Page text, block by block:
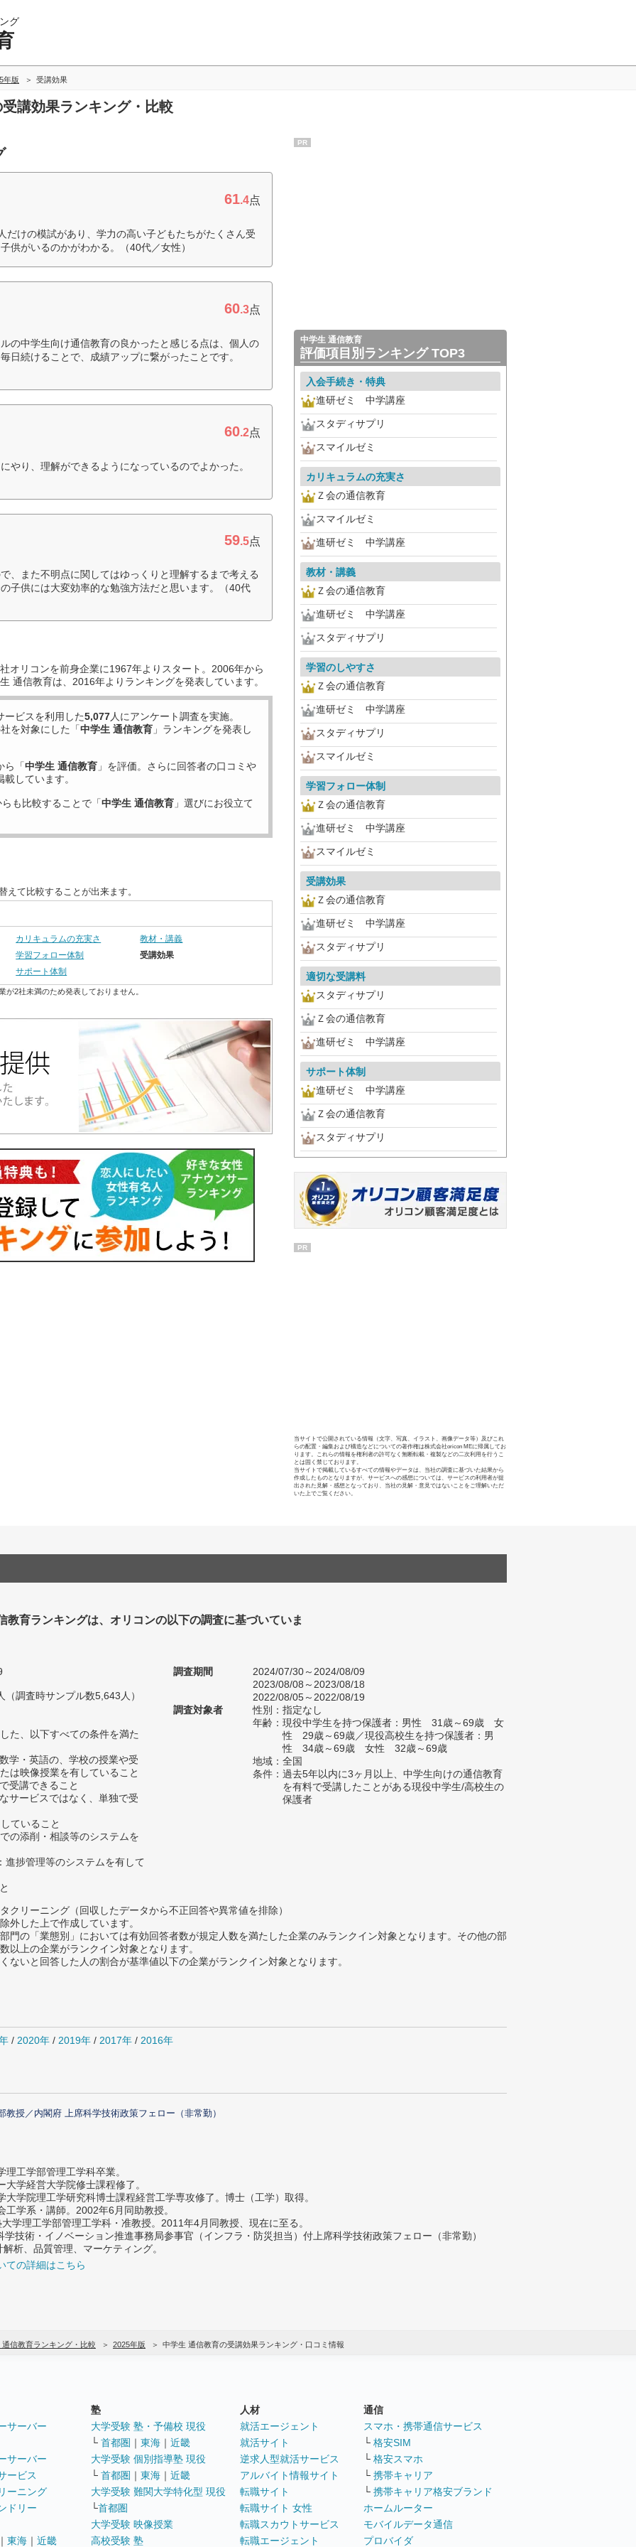
グ
年版 受講効果
講効果ランキング・比較
61.4点
だけの模試があり、学力の高い子どもたちがたくさん受
供がいるのかがわかる。（40代／女性）
60.3点
の中学生向け通信教育の良かったと感じる点は、個人の
日続けることで、成績アップに繋がったことです。
60.2点
やり、理解ができるようになっているのでよかった。
59.5点
、また不明点に関してはゆっくりと理解するまで考える
子供には大変効率的な勉強方法だと思います。（40代
オリコンを前身企業に1967年よりスタート。2006年から
通信教育は、2016年よりランキングを発表しています。
ービスを利用した5,077人にアンケート調査を実施。
社を対象にした「中学生 通信教育 」ランキングを発表し
ら「中学生 通信教育 」を評価。さらに回答者の口コミや
しています。
も比較することで「中学生 通信教育 」選びにお役立て
て比較することが出来ます。
カリキュラムの充実さ
教材・講義
学習フォロー体制
受講効果
サポート体制
2社未満のため発表しておりません。
PR
中学生 通信教育
評価項目別ランキング TOP3
入会手続き・特典
進研ゼミ 中学講座
スタディサプリ
スマイルゼミ
カリキュラムの充実さ
Ｚ会の通信教育
スマイルゼミ
進研ゼミ 中学講座
教材・講義
Ｚ会の通信教育
進研ゼミ 中学講座
スタディサプリ
学習のしやすさ
Ｚ会の通信教育
進研ゼミ 中学講座
スタディサプリ
スマイルゼミ
学習フォロー体制
Ｚ会の通信教育
進研ゼミ 中学講座
スマイルゼミ
受講効果
Ｚ会の通信教育
進研ゼミ 中学講座
スタディサプリ
適切な受講料
スタディサプリ
Ｚ会の通信教育
進研ゼミ 中学講座
サポート体制
進研ゼミ 中学講座
Ｚ会の通信教育
スタディサプリ
PR
当サイトで公開されている情報（文字、写真、イラスト、画像データ等）及びこれ
らの配置・編集および構造などについての著作権は株式会社oricon MEに帰属してお
ります。これらの情報を権利者の許可なく無断転載・複製などの二次利用を行うこ
とは固く禁じております。
当サイトで掲載しているすべての情報やデータは、当社の調査に基づいた結果から
作成したものとなりますが、サービスへの感想については、サービスの利用者が提
出された見解・感想となっており、当社の見解・意見ではないことをご理解いただ
いた上でご覧ください。
教育ランキングは、オリコンの以下の調査に基づいていま
（調査時サンプル数5,643人）
た、以下すべての条件を満た
学・英語の、学校の授業や受
は映像授業を有していること
受講できること
サービスではなく、単独で受
ていること
の添削・相談等のシステムを
進捗管理等のシステムを有して
調査期間
2024/07/30～2024/08/09
2023/08/08～2023/08/18
2022/08/05～2022/08/19
調査対象者
性別：指定なし
年齢：現役中学生を持つ保護者：男性 31歳～69歳 女
性 29歳～69歳／現役高校生を持つ保護者：男
性 34歳～69歳 女性 32歳～69歳
地域：全国
条件：過去5年以内に3ヶ月以上、中学生向けの通信教育
を有料で受講したことがある現役中学生/高校生の
保護者
リーニング（回収したデータから不正回答や異常値を排除）
した上で作成しています。
門の「業態別」においては有効回答者数が規定人数を満たした企業のみランクイン対象となります。その他の部
以上の企業がランクイン対象となります。
いと回答した人の割合が基準値以下の企業がランクイン対象となります。
/ 2020年 / 2019年 / 2017年 / 2016年
教授／内閣府 上席科学技術政策フェロー（非常勤）
工学部管理工学科卒業。
学経営大学院修士課程修了。
大学院理工学研究科博士課程経営工学専攻修了。博士（工学）取得。
工学系・講師。2002年6月同助教授。
学理工学部管理工学科・准教授。2011年4月同教授、現在に至る。
技術・イノベーション推進事務局参事官（インフラ・防災担当）付上席科学技術政策フェロー（非常勤）
析、品質管理、マーケティング。
の詳細はこちら
信教育ランキング・比較 2025年版 中学生 通信教育の受講効果ランキング・口コミ情報
サーバー
サーバー
ービス
ーニング
ドリー
東海 ｜ 近畿
塾
大学受験 塾・予備校 現役
└ 首都圏 ｜ 東海 ｜ 近畿
大学受験 個別指導塾 現役
└ 首都圏 ｜ 東海 ｜ 近畿
大学受験 難関大学特化型 現役
└首都圏
大学受験 映像授業
高校受験 塾
人材
就活エージェント
就活サイト
逆求人型就活サービス
アルバイト情報サイト
転職サイト
転職サイト 女性
転職スカウトサービス
転職エージェント
通信
スマホ・携帯通信サービス
└ 格安SIM
└ 格安スマホ
└ 携帯キャリア
└ 携帯キャリア格安ブランド
ホームルーター
モバイルデータ通信
プロバイダ